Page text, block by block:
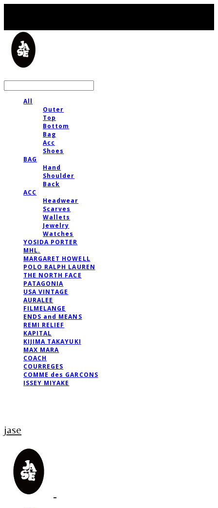
All
Outer
Top
Bottom
Bag
Acc
Shoes
BAG
Hand
Shoulder
Back
ACC
Headwear
Scarves
Wallets
Jewelry
Watches
YOSIDA PORTER
MHL.
MARGARET HOWELL
POLO RALPH LAUREN
THE NORTH FACE
PATAGONIA
USA VINTAGE
AURALEE
FILMELANGE
ENDS and MEANS
REMI RELIEF
KAPITAL
KIJIMA TAKAYUKI
MAX MARA
COACH
COURREGES
COMME des GARCONS
ISSEY MIYAKE
jase